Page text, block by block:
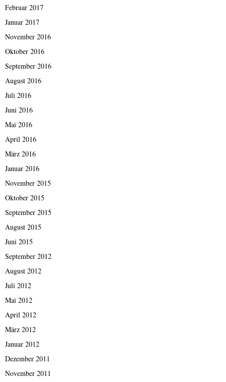
Februar 2017
Januar 2017
November 2016
Oktober 2016
September 2016
August 2016
Juli 2016
Juni 2016
Mai 2016
April 2016
März 2016
Januar 2016
November 2015
Oktober 2015
September 2015
August 2015
Juni 2015
September 2012
August 2012
Juli 2012
Mai 2012
April 2012
März 2012
Januar 2012
Dezember 2011
November 2011